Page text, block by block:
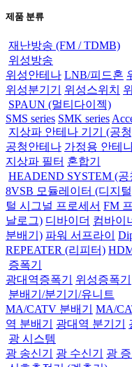
제품 분류
재난방송 (FM / TDMB)
위성방송
위성안테나 LNB/피드혼
위성분기기
위성스위치
SPAUN (멀티다이젝)
SMS series SMK series
지상파 안테나 기기 (공
공청안테나 가정용 안테
지상파 필터 혼합기
HEADEND SYSTEM (공
8VSB 모듈레이터 (디지
털 시그널 프로세서 FM
날로그) 디바이더 컴바이
분배기) 파워 서프라이
REPEATER (리피터)
증폭기
광대역증폭기
위성증폭기
분배기/분기기/유니트
MA/CATV 분배기
MA/
역 분배기
광대역 분기기
광 시스템
광 송신기
광 수신기 광 증